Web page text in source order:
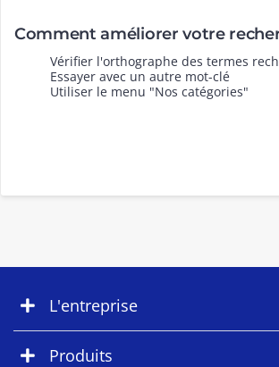
Comment améliorer votre
Vérifier l'orthographe des termes
Essayer avec un autre mot-clé
Utiliser le menu "Nos catégories"
L'entreprise
Produits